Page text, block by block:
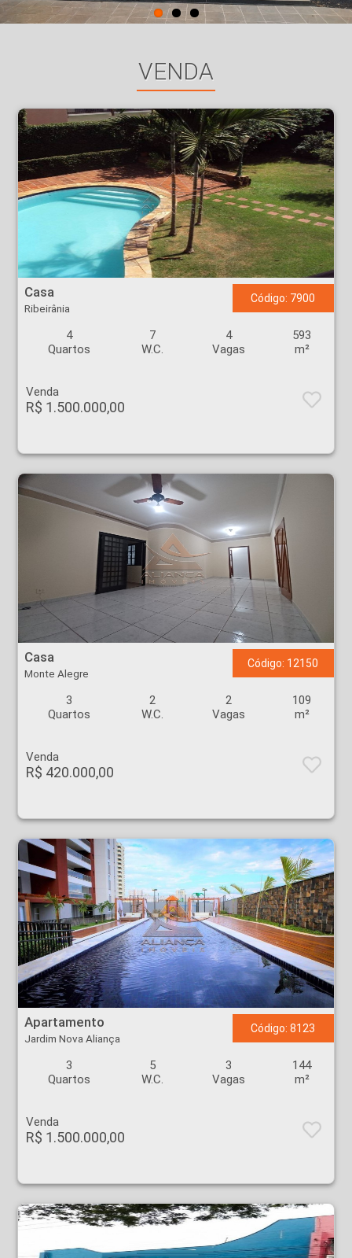
VENDA
Casa - Ribeirânia - Ribeirão Preto
Casa
Ribeirânia
Código: 7900
4
Quartos
7
W.C.
4
Vagas
593
m²
Venda
R$ 1.500.000,00
Casa - Monte Alegre - Ribeirão Preto
Casa
Monte Alegre
Código: 12150
3
Quartos
2
W.C.
2
Vagas
109
m²
Venda
R$ 420.000,00
Apartamento - Jardim Nova Aliança - Ribeirão Preto
Apartamento
Jardim Nova Aliança
Código: 8123
3
Quartos
5
W.C.
3
Vagas
144
m²
Venda
R$ 1.500.000,00